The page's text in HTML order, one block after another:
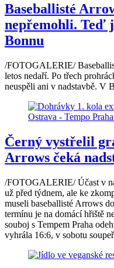
Baseballisté
nepřemohli. Teď
Bonnu
/FOTOGALERIE/
letos nedaří. Po třech
neuspěli ani v nadstavbě. V
Černý vystřelil
Arrows čeká
/FOTOGALERIE/ Účast v
už před týdnem, ale ke
museli baseballisté Arrows
termínu je na domácí hřiště
souboj s Tempem Praha
vyhrála 16:6, v sobotu